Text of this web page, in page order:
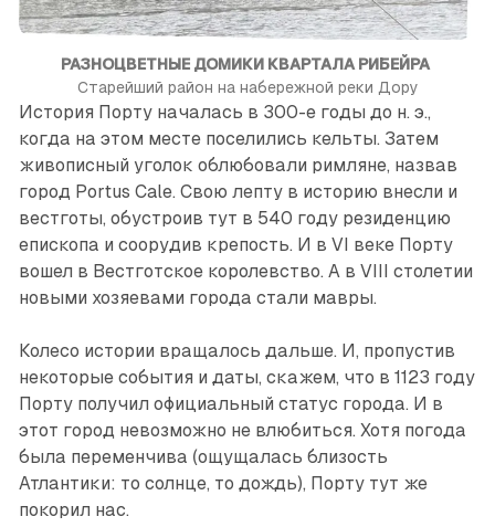
РАЗНОЦВЕТНЫЕ ДОМИКИ КВАРТАЛА РИБЕЙРА
Старейший район на набережной реки Дору
История Порту началась в 300-е годы до н. э.,
когда на этом месте поселились кельты. Затем
живописный уголок облюбовали римляне, назвав
город Portus Cale. Свою лепту в историю внесли и
вестготы, обустроив тут в 540 году резиденцию
епископа и соорудив крепость. И в VI веке Порту
вошел в Вестготское королевство. А в VIII столетии
новыми хозяевами города стали мавры.
Колесо истории вращалось дальше. И, пропустив
некоторые события и даты, скажем, что в 1123 году
Порту получил официальный статус города. И в
этот город невозможно не влюбиться. Хотя погода
была переменчива (ощущалась близость
Атлантики: то солнце, то дождь), Порту тут же
покорил нас.